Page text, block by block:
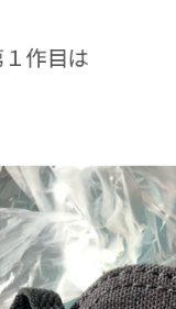
作目は